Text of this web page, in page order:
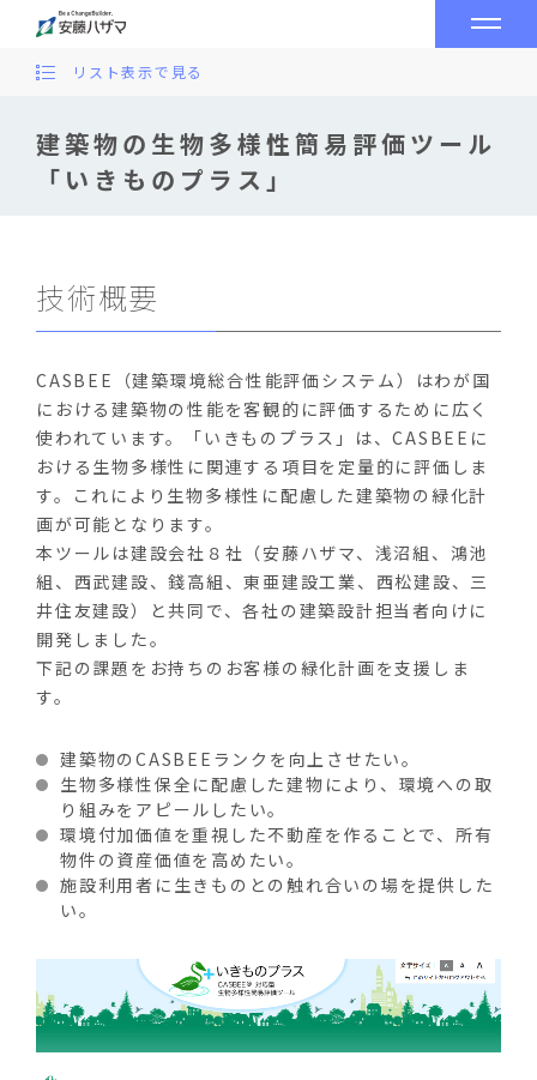
建築物の生物多様性簡易評価ツール
「いきものプラス」
リスト表示で見る
技術概要
CASBEE（建築環境総合性能評価システム）はわが国
における建築物の性能を客観的に評価するために広く
使われています。「いきものプラス」は、CASBEEに
おける生物多様性に関連する項目を定量的に評価しま
す。これにより生物多様性に配慮した建築物の緑化計
画が可能となります。
本ツールは建設会社８社（安藤ハザマ、浅沼組、鴻池
組、西武建設、錢高組、東亜建設工業、西松建設、三
井住友建設）と共同で、各社の建築設計担当者向けに
開発しました。
下記の課題をお持ちのお客様の緑化計画を支援しま
す。
建築物のCASBEEランクを向上させたい。
生物多様性保全に配慮した建物により、環境への取
り組みをアピールしたい。
環境付加価値を重視した不動産を作ることで、所有
物件の資産価値を高めたい。
施設利用者に生きものとの触れ合いの場を提供した
い。